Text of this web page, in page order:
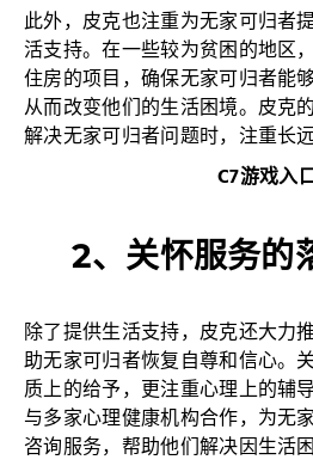
此外，皮克也注重为无家可归者
活支持。在一些较为贫困的地区
住房的项目，确保无家可归者能
从而改变他们的生活困境。皮克
解决无家可归者问题时，注重长
C7游戏入
2、关怀服务的
除了提供生活支持，皮克还大力
助无家可归者恢复自尊和信心。
质上的给予，更注重心理上的辅
与多家心理健康机构合作，为无
咨询服务，帮助他们解决因生活